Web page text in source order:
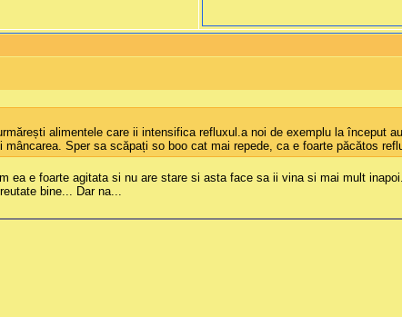
alimentele care ii intensifica refluxul.a noi de exemplu la început
Sper sa scăpați so boo cat mai repede, ca e foarte păcătos
ea e foarte agitata si nu are stare si asta face sa ii vina si mai mult
bine... Dar na...